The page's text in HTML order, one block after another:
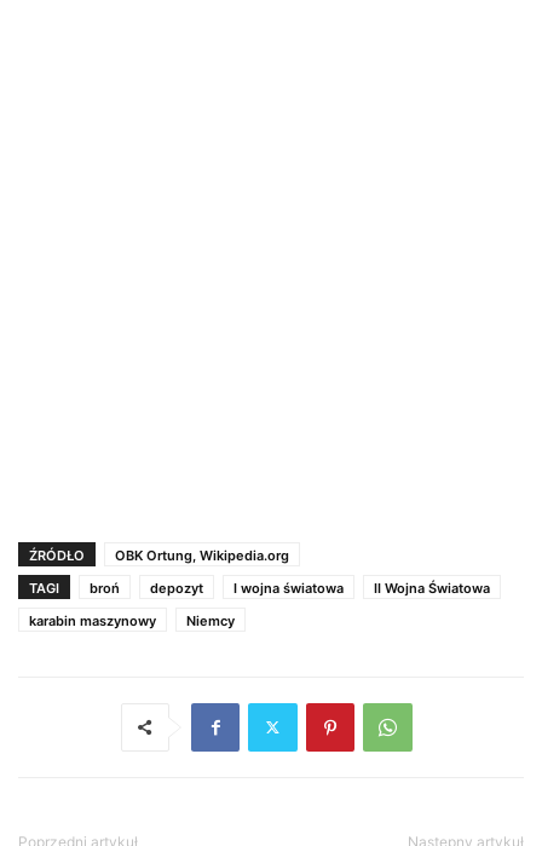
ŹRÓDŁO
OBK Ortung, Wikipedia.org
TAGI
broń depozyt I wojna światowa
II Wojna Światowa
karabin maszynowy
Niemcy
Poprzedni artykuł Następny artykuł